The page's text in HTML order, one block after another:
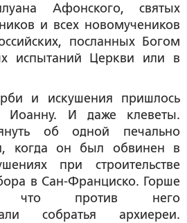
Афонского, святых
и всех новомучеников
посланных Богом
испытаний Церкви или в
и искушения пришлось
Иоанну. И даже клеветы.
об одной печально
когда он был обвинен в
при строительстве
в Сан-Франциско. Горше
что против него
собратья архиереи.